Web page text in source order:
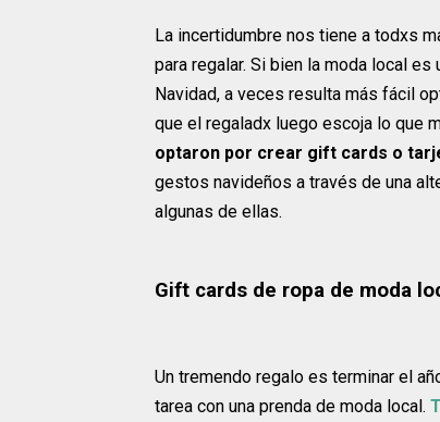
La incertidumbre nos tiene a todxs
para regalar. Si bien la moda local
Navidad, a veces resulta más fácil
que el regaladx luego escoja lo que
optaron por crear gift cards o
gestos navideños a través de una
algunas de ellas.
Gift cards de ropa de moda
Un tremendo regalo es terminar el
tarea con una prenda de moda local.